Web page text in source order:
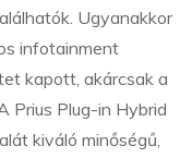
Ugyanakkor
infotainment
kapott, akárcsak a
Prius Plug-in Hybrid
kiváló minőségű,